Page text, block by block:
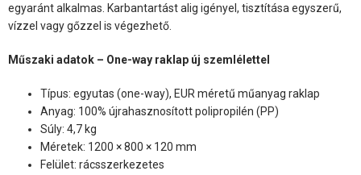
egyaránt alkalmas. Karbantartást alig igényel, tisztítása egyszerű,
vízzel vagy gőzzel is végezhető.
Műszaki adatok – One-way raklap új szemlélettel
Típus: egyutas (one-way), EUR méretű műanyag raklap
Anyag: 100% újrahasznosított polipropilén (PP)
Súly: 4,7 kg
Méretek: 1200 × 800 × 120 mm
Felület: rácsszerkezetes